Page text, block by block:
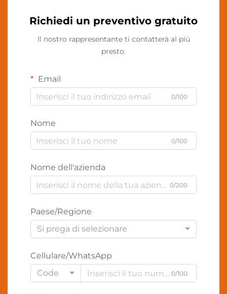
Richiedi un preventivo gratuito
Il nostro rappresentante ti contatterà al più
presto.
Email
0/100
Nome
0/100
Nome dell'azienda
0/200
Paese/Regione
Si prega di selezionare
Cellulare/WhatsApp
Code
0/100